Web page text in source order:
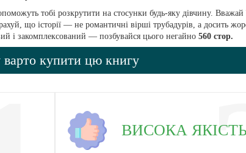
тобі розкрутити на стосунки будь-яку дівчину. Вважай
що історії — не романтичні вірші трубадурів, а досить
і закомплексований — позбувайся цього негайно 560 стор.
купити цю книгу
ВИСОКА ЯКІСТЬ